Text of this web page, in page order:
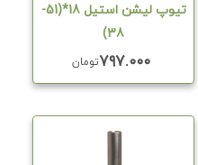
تیوپ لیشن استیل 18*(51-
38)
تومان